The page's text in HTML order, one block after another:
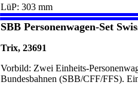
LüP: 303 mm
SBB Personenwagen-Set
Trix, 23691
Vorbild: Zwei Einheits-
Bundesbahnen (SBB/CFF/FFS).